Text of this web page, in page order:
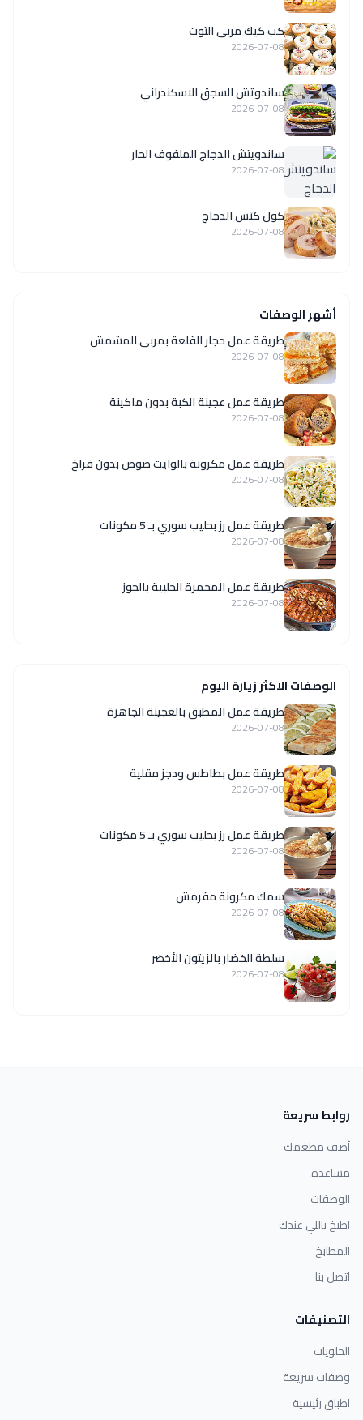
كب كيك مربى التوت
2026-07-08
ساندوتش السجق الاسكندراني
2026-07-08
ساندويتش الدجاج الملفوف الحار
2026-07-08
كول كتس الدجاج
2026-07-08
أشهر الوصفات
طريقة عمل حجار القلعة بمربى المشمش
2026-07-08
طريقة عمل عجينة الكبة بدون ماكينة
2026-07-08
طريقة عمل مكرونة بالوايت صوص بدون فراخ
2026-07-08
طريقة عمل رز بحليب سوري بـ 5 مكونات
2026-07-08
طريقة عمل المحمرة الحلبية بالجوز
2026-07-08
الوصفات الاكثر زيارة اليوم
طريقة عمل المطبق بالعجينة الجاهزة
2026-07-08
طريقة عمل بطاطس ودجز مقلية
2026-07-08
طريقة عمل رز بحليب سوري بـ 5 مكونات
2026-07-08
سمك مكرونة مقرمش
2026-07-08
سلطة الخضار بالزيتون الأخضر
2026-07-08
روابط سريعة
أضف مطعمك
مساعدة
الوصفات
اطبخ باللي عندك
المطابخ
اتصل بنا
التصنيفات
الحلويات
وصفات سريعة
اطباق رئيسية